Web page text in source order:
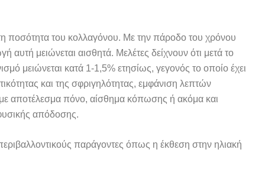
ποσότητα του κολλαγόνου. Με την πάροδο του χρόνου
μειώνεται αισθητά. Μελέτες δείχνουν ότι μετά το
μειώνεται κατά 1-1,5% ετησίως, γεγονός το οποίο έχει
και της σφριγηλότητας, εμφάνιση λεπτών
αποτέλεσμα πόνο, αίσθημα κόπωσης ή ακόμα και
απόδοσης.
παράγοντες όπως η έκθεση στην ηλιακή